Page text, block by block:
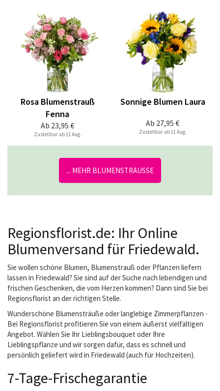
Ab 23,95 €
Rosa Blumenstrauß
Fenna
Zustellbar ab 11 Aug.
Ab 27,95 €
Sonnige Blumen Laura
Zustellbar ab 11 Aug.
... MEHR BLUMENSTRÄUSSE
Regionsflorist.de: Ihr Online
Blumenversand für Friedewald.
Sie wollen schöne Blumen, Blumenstrauß oder Pflanzen liefern
lassen in Friedewald? Sie sind auf der Suche nach lebendigen und
frischen Geschenken, die vom Herzen kommen? Dann sind Sie bei
Regionsflorist an der richtigen Stelle.
Wunderschöne Blumensträuße oder langlebige Zimmerpflanzen -
Bei Regionsflorist profitieren Sie von einem äußerst vielfältigen
Angebot. Wählen Sie Ihr Lieblingsbouquet oder Ihre
Lieblingspflanze und wir sorgen dafür, dass es schnell und
persönlich geliefert wird in Friedewald (auch für Hochzeiten).
7-Tage-Frischegarantie